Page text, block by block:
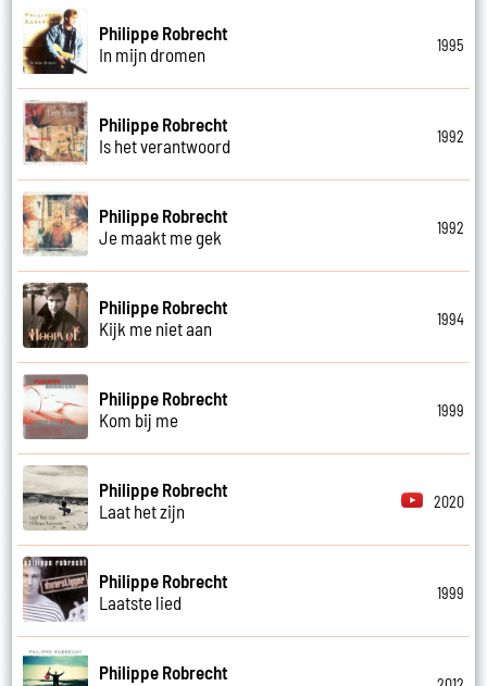
Philippe Robrecht
In mijn dromen
1995
Philippe Robrecht
Is het verantwoord
1992
Philippe Robrecht
Je maakt me gek
1992
Philippe Robrecht
Kijk me niet aan
1994
Philippe Robrecht
Kom bij me
1999
Philippe Robrecht
Laat het zijn
2020
Philippe Robrecht
Laatste lied
1999
Philippe Robrecht